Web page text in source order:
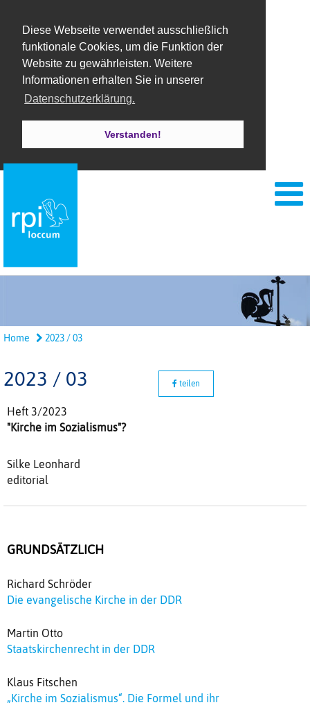
Diese Webseite verwendet ausschließlich
funktionale Cookies, um die Funktion der
Website zu gewährleisten. Weitere
Informationen erhalten Sie in unserer
Datenschutzerklärung.
Verstanden!
Home 2023 / 03
2023 / 03 teilen
Heft 3/2023
"Kirche im Sozialismus"?
Silke Leonhard
editorial
GRUNDSÄTZLICH
Richard Schröder
Die evangelische Kirche in der DDR
Martin Otto
Staatskirchenrecht in der DDR
Klaus Fitschen
„Kirche im Sozialismus“. Die Formel und ihr